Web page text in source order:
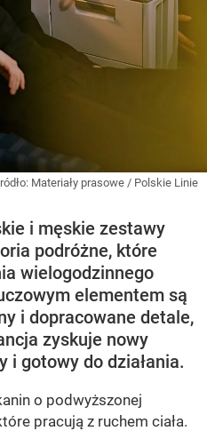
Materiały prasowe / Polskie Linie
i męskie zestawy
podróżne, które
wielogodzinnego
elementem są
i dopracowane detale,
zyskuje nowy
i gotowy do działania.
o podwyższonej
pracują z ruchem ciała.